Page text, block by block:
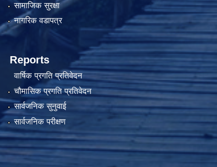
सामाजिक सुरक्षा
नागरिक वडापत्र
Reports
वार्षिक प्रगति प्रतिवेदन
चौमासिक प्रगति प्रतिवेदन
सार्वजनिक सुनुवाई
सार्वजनिक परीक्षण